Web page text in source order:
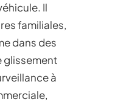
Il
familiales,
dans des
glissement
à